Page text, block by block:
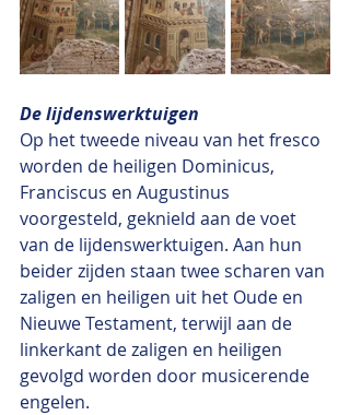
De lijdenswerktuigen
Op het tweede niveau van het fresco
worden de heiligen Dominicus,
Franciscus en Augustinus
voorgesteld, geknield aan de voet
van de lijdenswerktuigen. Aan hun
beider zijden staan twee scharen van
zaligen en heiligen uit het Oude en
Nieuwe Testament, terwijl aan de
linkerkant de zaligen en heiligen
gevolgd worden door musicerende
engelen.